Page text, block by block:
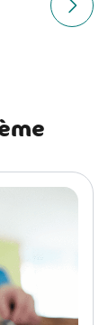
ce vraiment
Article